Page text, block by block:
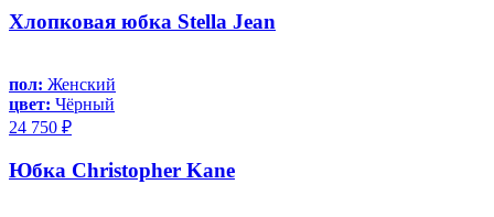
Хлопковая юбка Stella Jean
пол: Женский
цвет: Чёрный
24 750 ₽
Юбка Christopher Kane